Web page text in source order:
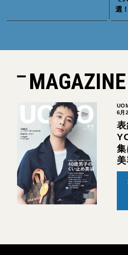
選
MAGAZINE
6月
集